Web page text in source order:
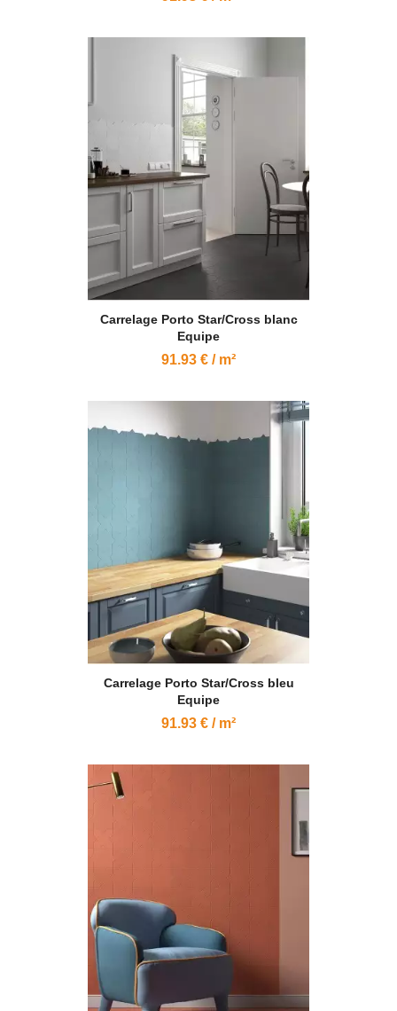
Carrelage Porto Star/Cross blanc
Equipe
91.93 € / m²
Carrelage Porto Star/Cross bleu
Equipe
91.93 € / m²